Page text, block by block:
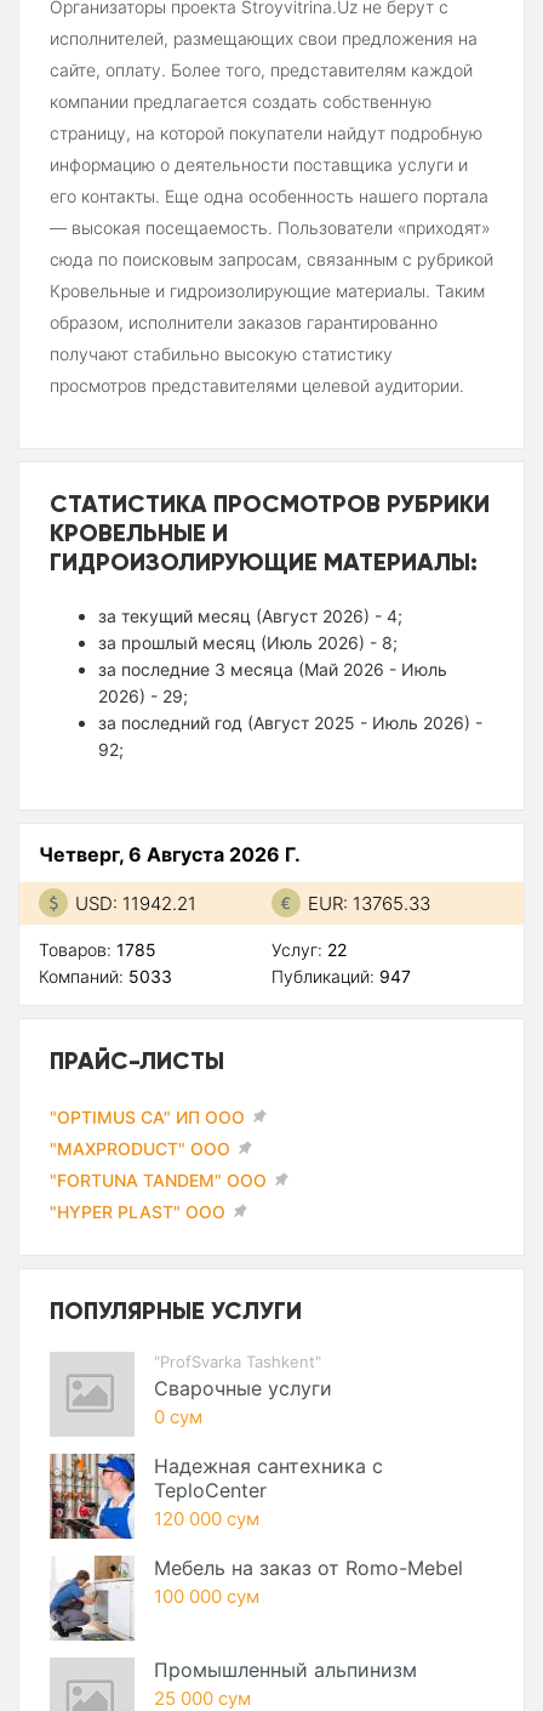
Организаторы проекта Stroyvitrina.Uz не берут с
исполнителей, размещающих свои предложения на
сайте, оплату. Более того, представителям каждой
компании предлагается создать собственную
страницу, на которой покупатели найдут подробную
информацию о деятельности поставщика услуги и
его контакты. Еще одна особенность нашего портала
— высокая посещаемость. Пользователи «приходят»
сюда по поисковым запросам, связанным с рубрикой
Кровельные и гидроизолирующие материалы. Таким
образом, исполнители заказов гарантированно
получают стабильно высокую статистику
просмотров представителями целевой аудитории.
СТАТИСТИКА ПРОСМОТРОВ РУБРИКИ
КРОВЕЛЬНЫЕ И
ГИДРОИЗОЛИРУЮЩИЕ МАТЕРИАЛЫ:
за текущий месяц (Август 2026) - 4;
за прошлый месяц (Июль 2026) - 8;
за последние 3 месяца (Май 2026 - Июль
2026) - 29;
за последний год (Август 2025 - Июль 2026) -
92;
Четверг, 6 Августа 2026 Г.
USD: 11942.21 EUR: 13765.33
Товаров: 1785
Компаний: 5033
Услуг: 22
Публикаций: 947
ПРАЙС-ЛИСТЫ
"OPTIMUS CA" ИП ООО
"MAXPRODUCT" ООО
"FORTUNA TANDEM" ООО
"HYPER PLAST" ООО
ПОПУЛЯРНЫЕ УСЛУГИ
"ProfSvarka Tashkent"
Сварочные услуги
0 сум
Надежная сантехника с
TeploCenter
120 000 сум
Мебель на заказ от Romo-Mebel
100 000 сум
Промышленный альпинизм
25 000 сум